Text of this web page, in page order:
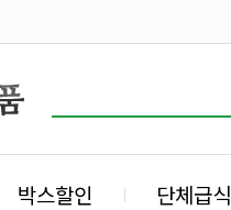
박스할인 단체급식